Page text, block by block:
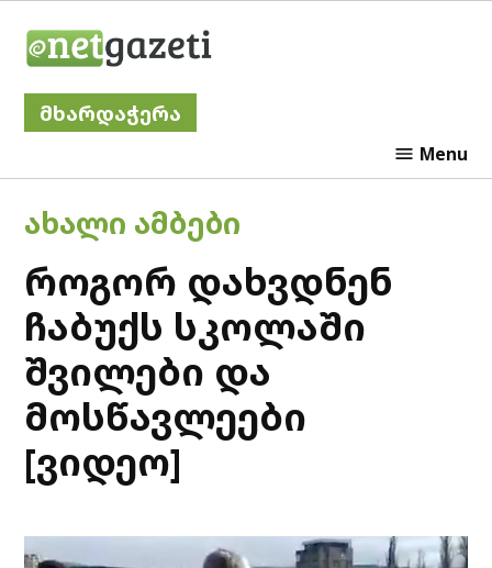
მხარდაჭერა
Menu
POSTED
IN
ᲐᲮᲐᲚᲘ ᲐᲛᲑᲔᲑᲘ
როგორ დახვდნენ
ჩაბუქს სკოლაში
შვილები და
მოსწავლეები
[ვიდეო]